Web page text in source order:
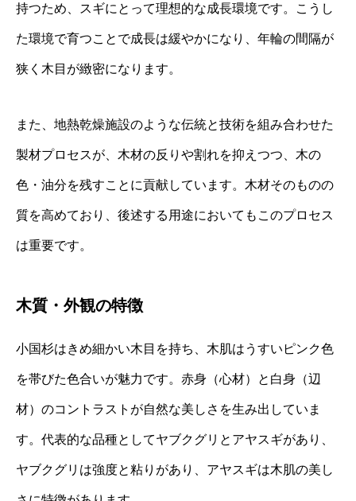
持つため、スギにとって理想的な成長環境です。こうし
た環境で育つことで成長は緩やかになり、年輪の間隔が
狭く木目が緻密になります。
また、地熱乾燥施設のような伝統と技術を組み合わせた
製材プロセスが、木材の反りや割れを抑えつつ、木の
色・油分を残すことに貢献しています。木材そのものの
質を高めており、後述する用途においてもこのプロセス
は重要です。
木質・外観の特徴
小国杉はきめ細かい木目を持ち、木肌はうすいピンク色
を帯びた色合いが魅力です。赤身（心材）と白身（辺
材）のコントラストが自然な美しさを生み出していま
す。代表的な品種としてヤブクグリとアヤスギがあり、
ヤブクグリは強度と粘りがあり、アヤスギは木肌の美し